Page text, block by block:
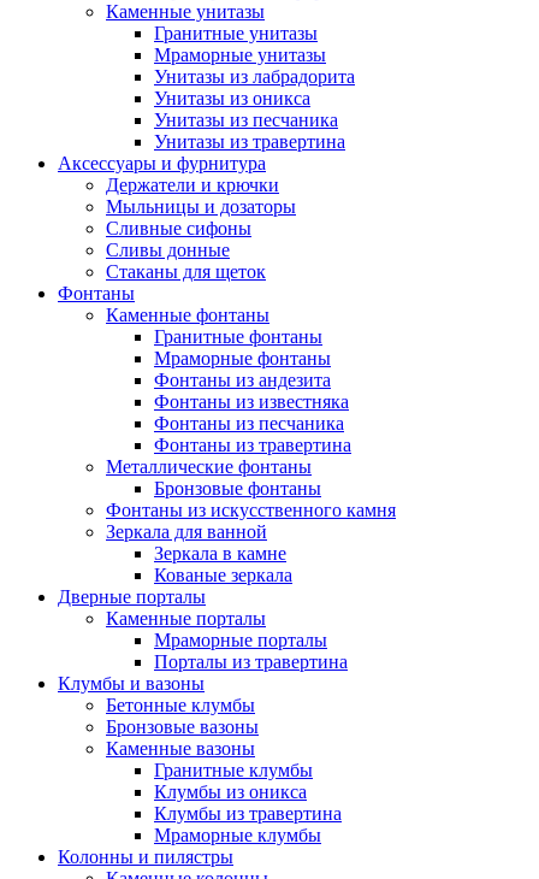
Каменные унитазы
Гранитные унитазы
Мраморные унитазы
Унитазы из лабрадорита
Унитазы из оникса
Унитазы из песчаника
Унитазы из травертина
Аксессуары и фурнитура
Держатели и крючки
Мыльницы и дозаторы
Сливные сифоны
Сливы донные
Стаканы для щеток
Фонтаны
Каменные фонтаны
Гранитные фонтаны
Мраморные фонтаны
Фонтаны из андезита
Фонтаны из известняка
Фонтаны из песчаника
Фонтаны из травертина
Металлические фонтаны
Бронзовые фонтаны
Фонтаны из искусственного камня
Зеркала для ванной
Зеркала в камне
Кованые зеркала
Дверные порталы
Каменные порталы
Мраморные порталы
Порталы из травертина
Клумбы и вазоны
Бетонные клумбы
Бронзовые вазоны
Каменные вазоны
Гранитные клумбы
Клумбы из оникса
Клумбы из травертина
Мраморные клумбы
Колонны и пилястры